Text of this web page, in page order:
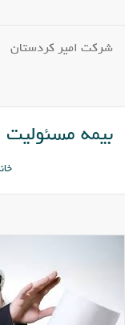
شرکت امیر کردستان
بیمه مسئولیت